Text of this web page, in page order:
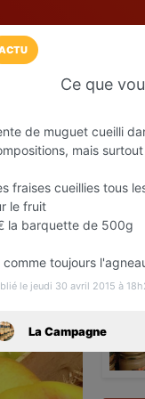
commerces
Ce que
de muguet cueilli
mais
fraises cueillies tous
le fruit
la barquette de 500g
comme toujours
le jeudi 30 avril 2015 à
La Campagne